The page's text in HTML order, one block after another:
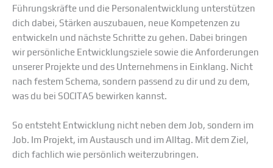
Führungskräfte und die Personalentwicklung unterstützen
dich dabei, Stärken auszubauen, neue Kompetenzen zu
entwickeln und nächste Schritte zu gehen. Dabei bringen
wir persönliche Entwicklungsziele sowie die Anforderungen
unserer Projekte und des Unternehmens in Einklang. Nicht
nach festem Schema, sondern passend zu dir und zu dem,
was du bei SOCITAS bewirken kannst.
So entsteht Entwicklung nicht neben dem Job, sondern im
Job. Im Projekt, im Austausch und im Alltag. Mit dem Ziel,
dich fachlich wie persönlich weiterzubringen.